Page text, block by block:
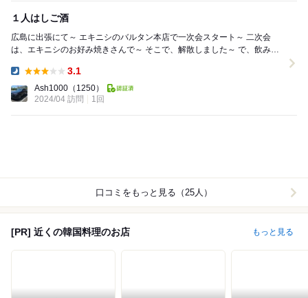
１人はしご酒
広島に出張にて～ エキニシのバルタン本店で一次会スタート～ 二次会
は、エキニシのお好み焼きさんで～ そこで、解散しました～ で、飲み足
3.1
Ash1000 （1250）
2024/04 訪問
1回
口コミをもっと見る（25人）
[PR] 近くの韓国料理のお店 もっと見る